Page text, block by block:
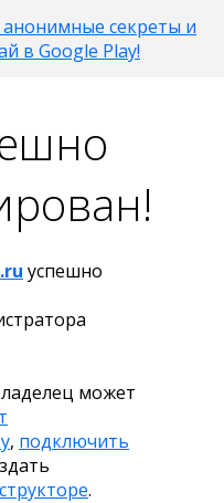
секреты и
в Google Play!
успешно
может
, подключить
.